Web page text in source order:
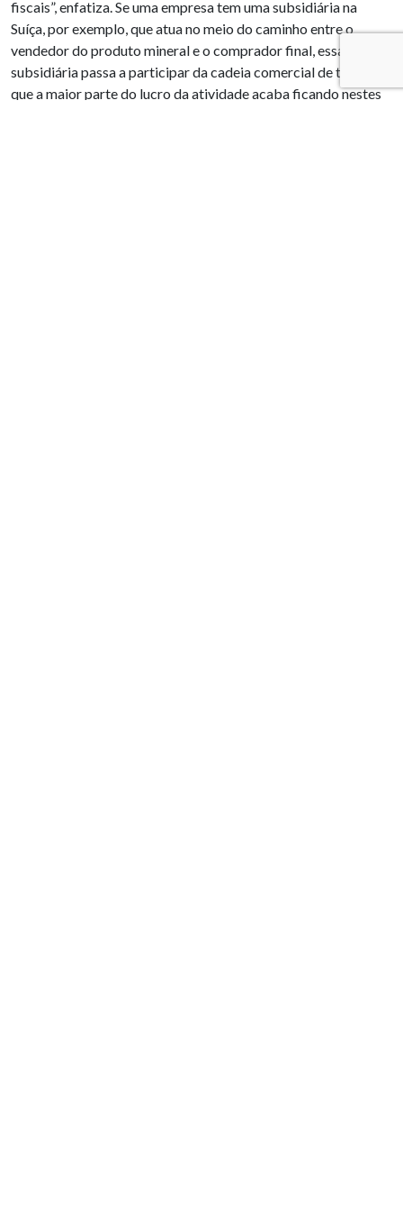
fiscais”, enfatiza. Se uma empresa tem uma subsidiária na
Suíça, por exemplo, que atua no meio do caminho entre o
vendedor do produto mineral e o comprador final, essa
subsidiária passa a participar da cadeia comercial de tal forma
que a maior parte do lucro da atividade acaba ficando nestes